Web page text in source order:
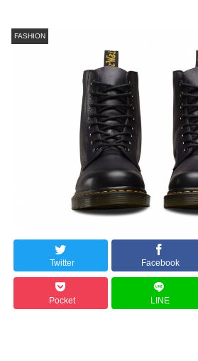
FASHION
Twitter Facebook
Pocket LINE